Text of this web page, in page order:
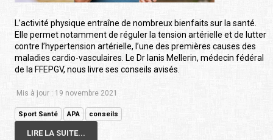
L’activité physique entraîne de nombreux bienfaits sur la santé.
Elle permet notamment de réguler la tension artérielle et de lutter
contre l’hypertension artérielle, l’une des premières causes des
maladies cardio-vasculaires. Le Dr Ianis Mellerin, médecin fédéral
de la FFEPGV, nous livre ses conseils avisés.
Mis à jour : 19 novembre 2021
Sport Santé APA conseils
LIRE LA SUITE...